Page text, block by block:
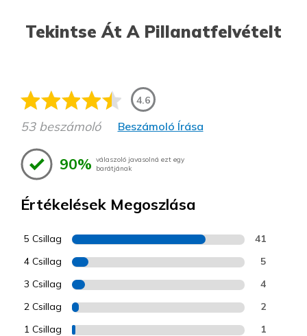
Tekintse Át A Pillanatfelvételt
4.6
53 beszámoló Beszámoló Írása
90% válaszoló javasolná ezt egy
barátjának
Értékelések Megoszlása
5 Csillag 41
4 Csillag 5
3 Csillag 4
2 Csillag 2
1 Csillag 1